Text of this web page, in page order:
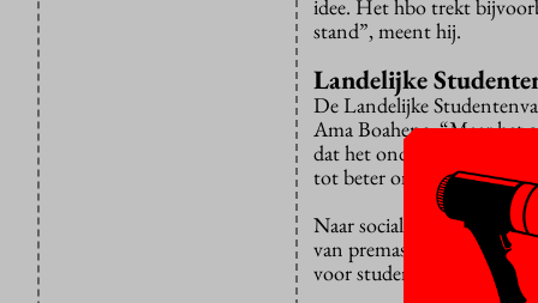
idee. Het hbo trekt
stand”, meent hij.
Landelijke
De Landelijke
Ama Boahene. “Maar het
dat het onderwijs en
tot beter onderwijs
Naar sociale veiligheid en
van premasters en de
voor studenten ontzettend